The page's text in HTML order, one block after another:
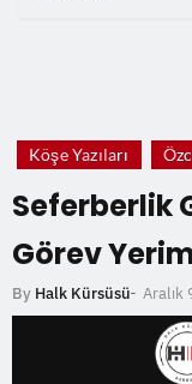
Köşe Yazıları
Seferberlik
Görev
By Halk Kürsüsü- Aralık